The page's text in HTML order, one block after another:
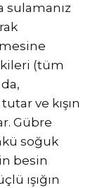
sulamanız
(tüm
ve kışın
Gübre
soğuk
besin
ışığın